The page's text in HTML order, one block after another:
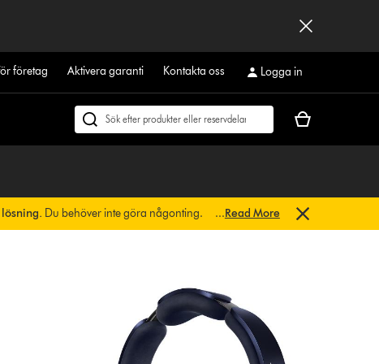
företag Aktivera garanti Kontakta oss Logga in
Sök
Kundvagnen
Du behöver inte göra någonting.
...Read More